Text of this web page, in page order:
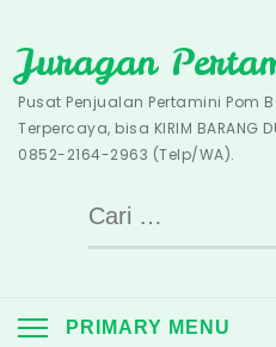
to
content
Juragan
Pusat Penjualan Pertamini Pom
Terpercaya, bisa KIRIM BARANG
0852-2164-2963 (Telp/WA).
Cari
untuk:
PRIMARY MENU